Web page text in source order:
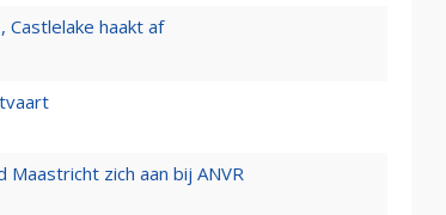
haakt af
zich aan bij ANVR